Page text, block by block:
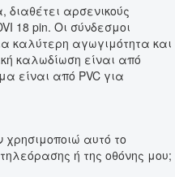
αρσενικούς
18 pin. Οι σύνδεσμοι
καλύτερη αγωγιμότητα και
καλωδίωση είναι από
είναι από PVC για
χρησιμοποιώ αυτό το
ή της οθόνης μου;